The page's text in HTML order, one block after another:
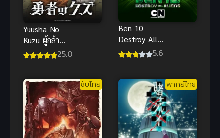
Yuusha No
Kuzu ผู้กล้า
สวะ ซับไทย25.0
Ben 10
Destroy All
Aliens ศึก
ไทย ฮีโร่ฮิต
5.6
ซับไทย พากย์ไทย